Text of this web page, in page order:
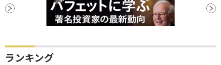
ランキング